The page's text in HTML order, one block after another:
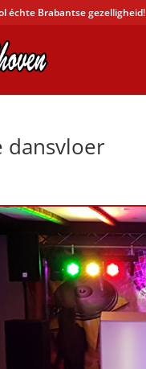
échte Brabantse gezelligheid!
dansvloer